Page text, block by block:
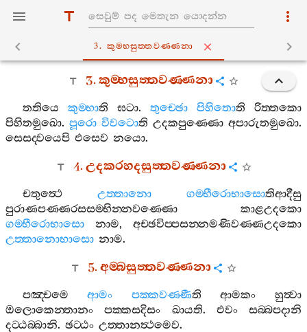
3. කුම‍්භසුත‍්තවණ‍්ණනා
3.කුම‍්භසුත‍්තවණ‍්ණනා
තතියෙ කුම‍්භාති ඝටා. තුච‍්ඡො පිහිතොති
රිත‍්තකො
පිහිතමුඛො. පූරො විවටොති උදකපුණ‍්ණො අපාරුතමුඛො.
සෙසද‍්වයෙපි එසෙව නයො.
4.උදකරහදසුත‍්තවණ‍්ණනා
චතුත්‍ථෙ උත‍්තානො ගම‍්භීරොභාසොතිආදීසු
පුරාණපණ‍්ණරසසම‍්භින‍්නවණ‍්ණො
කාළඋදකො
ගම‍්භීරොභාසො
නාම, අච‍්ඡවිප‍්පසන‍්නමණිවණ‍්ණඋදකො
උත‍්තානොභාසො නාම.
5.අම‍්බසුත‍්තවණ‍්ණනා
පඤ‍්චමෙ ආමං පක‍්කවණ‍්ණීති ආමකං
හුත්‍වා
ඔලොකෙන‍්තානං
පක‍්කසදිසං ඛායති. එවං
සබ‍්බපදානි
දට‍්ඨබ‍්බානි. ඡට‍්ඨං උත‍්තානත්‍ථමෙව.